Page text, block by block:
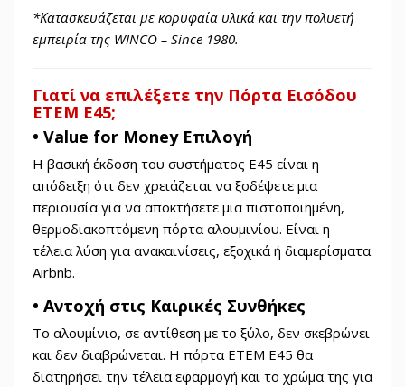
*Κατασκευάζεται με κορυφαία υλικά και την πολυετή
εμπειρία της WINCO – Since 1980.
Γιατί να επιλέξετε την Πόρτα Εισόδου
ETEM E45;
• Value for Money Επιλογή
Η βασική έκδοση του συστήματος E45 είναι η
απόδειξη ότι δεν χρειάζεται να ξοδέψετε μια
περιουσία για να αποκτήσετε μια πιστοποιημένη,
θερμοδιακοπτόμενη πόρτα αλουμινίου. Είναι η
τέλεια λύση για ανακαινίσεις, εξοχικά ή διαμερίσματα
Airbnb.
• Αντοχή στις Καιρικές Συνθήκες
Το αλουμίνιο, σε αντίθεση με το ξύλο, δεν σκεβρώνει
και δεν διαβρώνεται. Η πόρτα ETEM E45 θα
διατηρήσει την τέλεια εφαρμογή και το χρώμα της για